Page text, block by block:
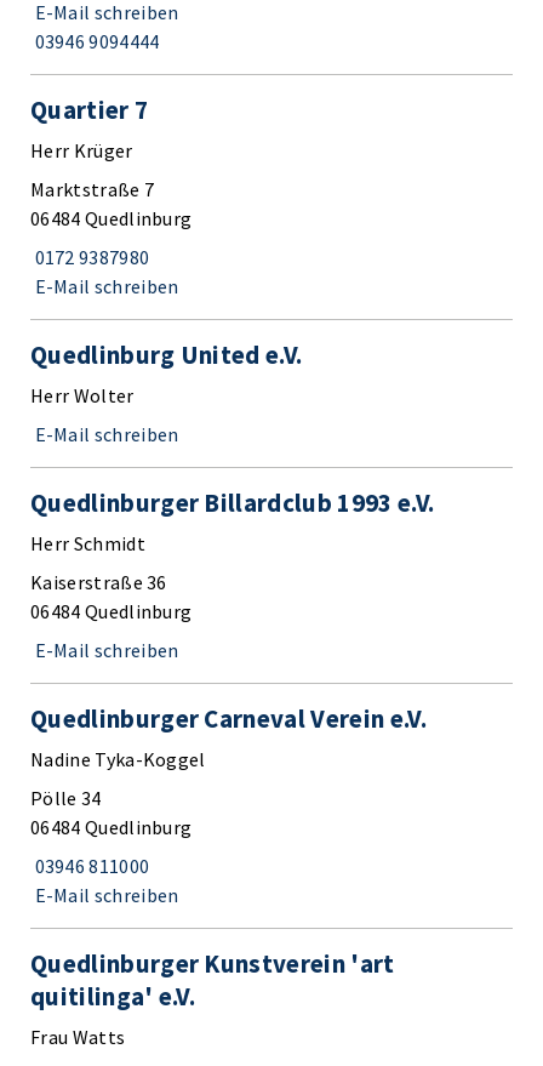
E-Mail schreiben
03946 9094444
Quartier 7
Herr Krüger
Marktstraße 7
06484 Quedlinburg
0172 9387980
E-Mail schreiben
Quedlinburg United e.V.
Herr Wolter
E-Mail schreiben
Quedlinburger Billardclub 1993 e.V.
Herr Schmidt
Kaiserstraße 36
06484 Quedlinburg
E-Mail schreiben
Quedlinburger Carneval Verein e.V.
Nadine Tyka-Koggel
Pölle 34
06484 Quedlinburg
03946 811000
E-Mail schreiben
Quedlinburger Kunstverein 'art
quitilinga' e.V.
Frau Watts